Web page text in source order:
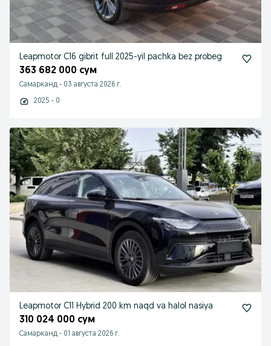
Leapmotor C16 gibrit full 2025-yil pachka bez probeg
363 682 000 сум
Самарканд - 03 августа 2026 г.
2025 - 0
Leapmotor C11 Hybrid 200 km naqd va halol nasiya
310 024 000 сум
Самарканд - 01 августа 2026 г.